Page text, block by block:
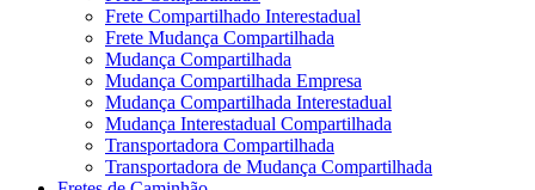
Frete Compartilhado Interestadual
Frete Mudança Compartilhada
Mudança Compartilhada
Mudança Compartilhada Empresa
Mudança Compartilhada Interestadual
Mudança Interestadual Compartilhada
Transportadora Compartilhada
Transportadora de Mudança Compartilhada